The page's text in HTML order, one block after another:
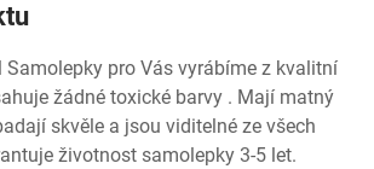
Samolepky pro Vás vyrábíme z kvalitní
žádné toxické barvy . Mají matný
skvěle a jsou viditelné ze všech
životnost samolepky 3-5 let.